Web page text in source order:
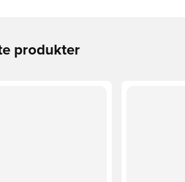
produkter